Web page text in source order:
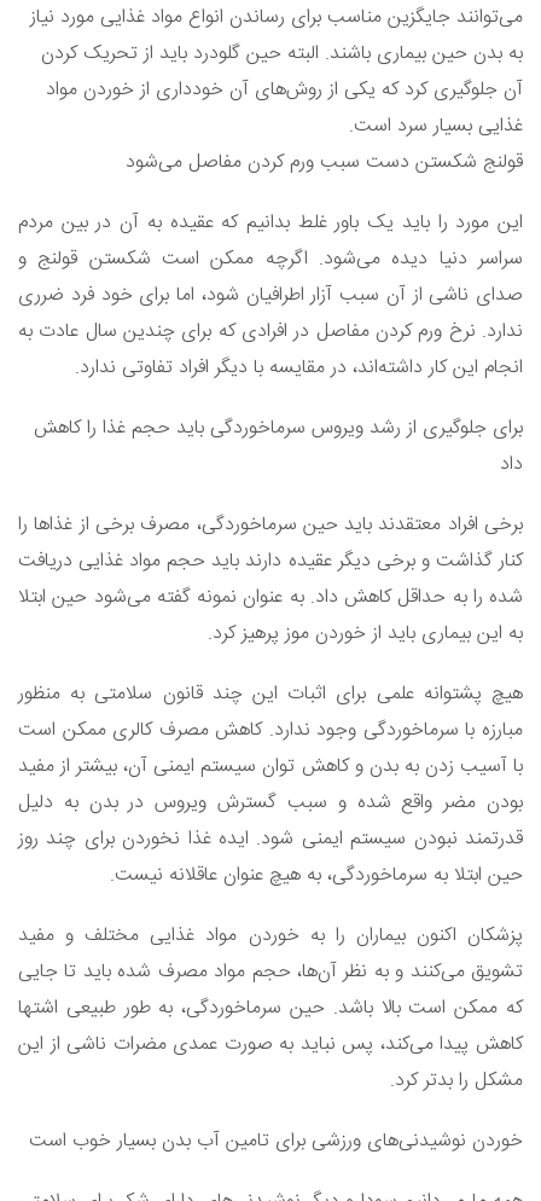
می‌توانند جایگزین مناسب برای رساندن انواع مواد غذایی مورد نیاز
به بدن حین بیماری باشند. البته حین گلودرد باید از تحریک کردن
آن جلوگیری کرد که یکی از روش‌های آن خودداری از خوردن مواد
غذایی بسیار سرد است.
قولنج شکستن دست سبب ورم کردن مفاصل می‌شود
این مورد را باید یک باور غلط بدانیم که عقیده به آن در بین مردم
سراسر دنیا دیده می‌شود. اگرچه ممکن است شکستن قولنج و
صدای ناشی از آن سبب آزار اطرافیان شود، اما برای خود فرد ضرری
ندارد. نرخ ورم کردن مفاصل در افرادی که برای چندین سال عادت به
انجام این کار داشته‌اند، در مقایسه با دیگر افراد تفاوتی ندارد.
برای جلوگیری از رشد ویروس سرماخوردگی باید حجم غذا را کاهش
داد
برخی افراد معتقدند باید حین سرماخوردگی، مصرف برخی از غذاها را
کنار گذاشت و برخی دیگر عقیده دارند باید حجم مواد غذایی دریافت
شده را به حداقل کاهش داد. به عنوان نمونه گفته می‌شود حین ابتلا
به این بیماری باید از خوردن موز پرهیز کرد.
هیچ پشتوانه علمی برای اثبات این چند قانون سلامتی به منظور
مبارزه با سرماخوردگی وجود ندارد. کاهش مصرف کالری ممکن است
با آسیب زدن به بدن و کاهش توان سیستم ایمنی آن، بیشتر از مفید
بودن مضر واقع شده و سبب گسترش ویروس در بدن به دلیل
قدرتمند نبودن سیستم ایمنی شود. ایده غذا نخوردن برای چند روز
حین ابتلا به سرماخوردگی، به هیچ عنوان عاقلانه نیست.
پزشکان اکنون بیماران را به خوردن مواد غذایی مختلف و مفید
تشویق می‌کنند و به نظر آن‌ها، حجم مواد مصرف شده باید تا جایی
که ممکن است بالا باشد. حین سرماخوردگی، به طور طبیعی اشتها
کاهش پیدا می‌کند، پس نباید به صورت عمدی مضرات ناشی از این
مشکل را بدتر کرد.
خوردن نوشیدنی‌های ورزشی برای تامین آب بدن بسیار خوب است